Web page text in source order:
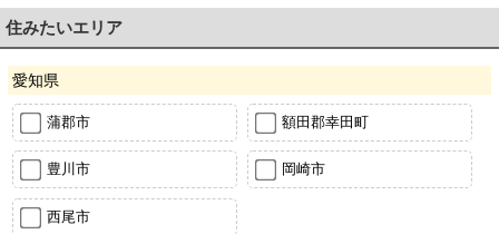
住みたいエリア
愛知県
蒲郡市 額田郡幸田町
豊川市 岡崎市
西尾市